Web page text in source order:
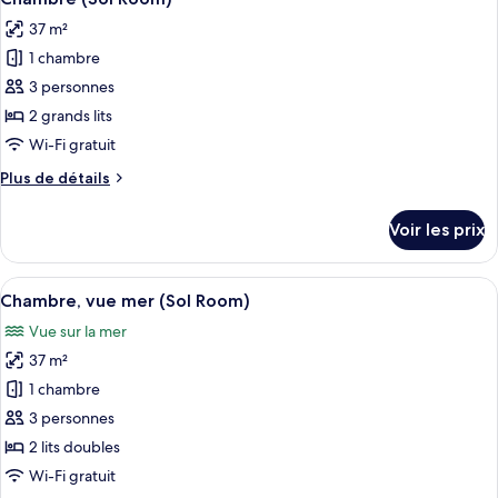
Chambre
Supérieure,
vue
mer
(2+2)
toutes
les
photos
pour
ce
type
chambre :
Room)
37 m²
1 chambre
3 personnes
2 grands lits
Wi-Fi gratuit
Plus de détails
Plus
le
type
de
Chambre
(Sol
Room)
Voir les prix
Afficher
toutes
les
photos
pour
ce
type
de
Minibar, coffres-forts dans les
10
Chambre, vue mer (Sol Room)
Vue sur la mer
37 m²
1 chambre
3 personnes
2 lits doubles
Wi-Fi gratuit